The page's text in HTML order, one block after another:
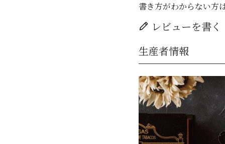
書き方がわからない方
レビューを書く
生産者情報